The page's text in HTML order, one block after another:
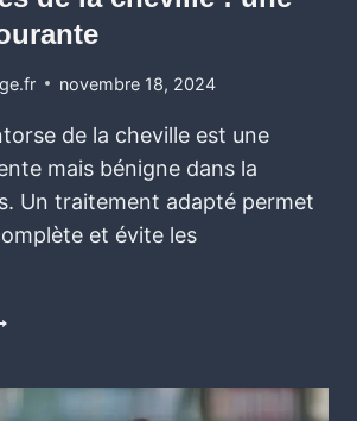
novembre 18, 2024
de la cheville est une
mais bénigne dans la
Un traitement adapté permet
et évite les